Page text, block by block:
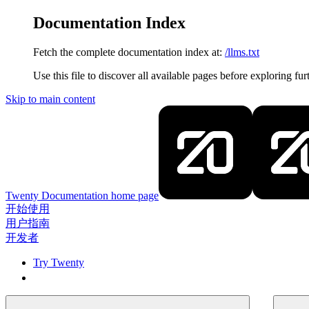
Documentation Index
Fetch the complete documentation index at: /llms.txt
Use this file to discover all available pages before exploring
Skip to main content
Twenty Documentation home page
开始使用
用户指南
开发者
Try Twenty